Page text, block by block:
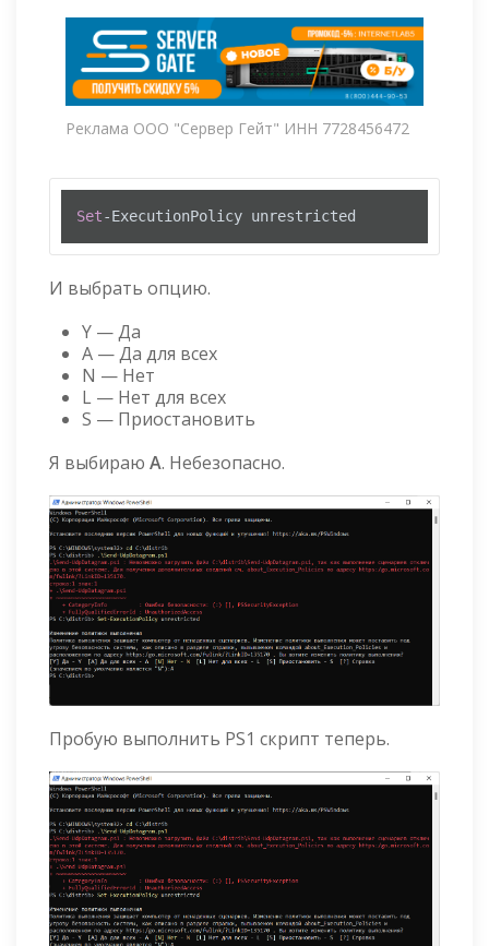
Реклама ООО "Сервер Гейт" ИНН 7728456472
Set-ExecutionPolicy unrestricted
И выбрать опцию.
Y — Да
A — Да для всех
N — Нет
L — Нет для всех
S — Приостановить
Я выбираю A. Небезопасно.
Пробую выполнить PS1 скрипт теперь.